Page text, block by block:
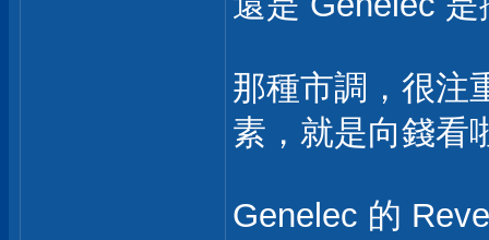
那種市調，很注
素，就是向錢看
Genelec 的